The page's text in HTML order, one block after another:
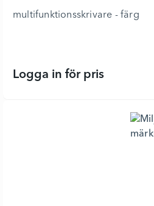
multifunktionsskrivare - färg
Logga in för prisMFC-